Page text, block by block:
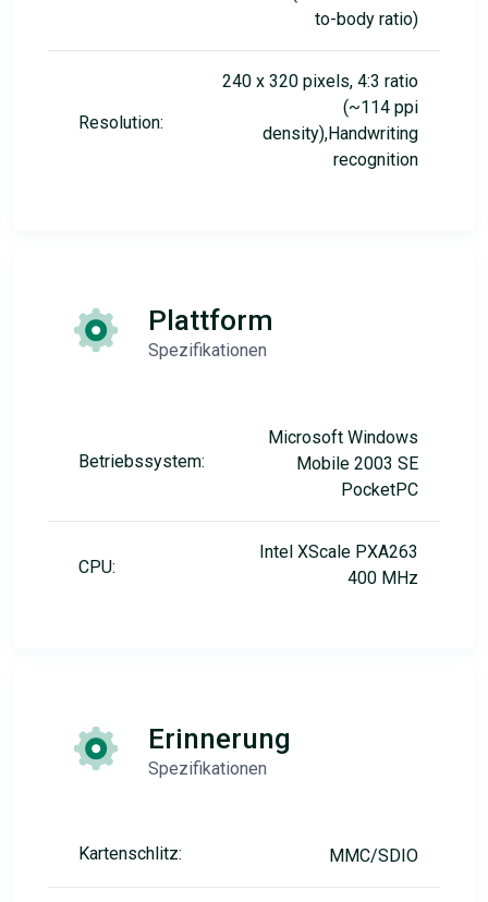
to-body ratio)
Resolution:
240 x 320 pixels, 4:3 ratio
(~114 ppi
density),Handwriting
recognition
Plattform
Spezifikationen
Betriebssystem:
Microsoft Windows
Mobile 2003 SE
PocketPC
CPU:
Intel XScale PXA263
400 MHz
Erinnerung
Spezifikationen
Kartenschlitz: MMC/SDIO